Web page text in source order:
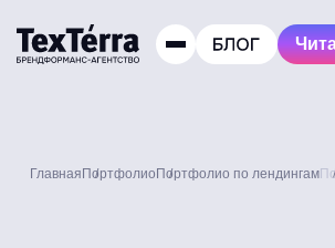
Главная Портфолио Портфолио по лендингам